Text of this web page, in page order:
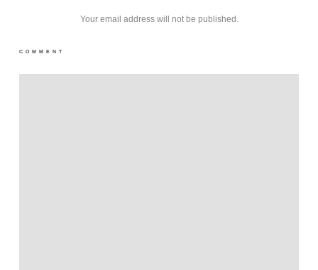
Your email address will not be published.
COMMENT